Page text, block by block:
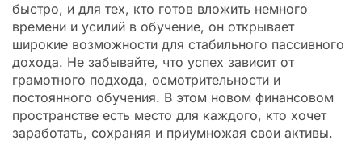
быстро, и для тех, кто готов вложить немного
времени и усилий в обучение, он открывает
широкие возможности для стабильного пассивного
дохода. Не забывайте, что успех зависит от
грамотного подхода, осмотрительности и
постоянного обучения. В этом новом финансовом
пространстве есть место для каждого, кто хочет
заработать, сохраняя и приумножая свои активы.